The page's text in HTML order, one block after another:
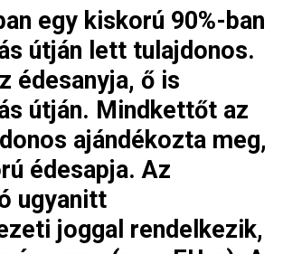
egy kiskorú 90%-ban
útján lett tulajdonos.
édesanyja, ő is
útján. Mindkettőt az
ajándékozta meg,
édesapja. Az
ugyanitt
joggal rendelkezik,